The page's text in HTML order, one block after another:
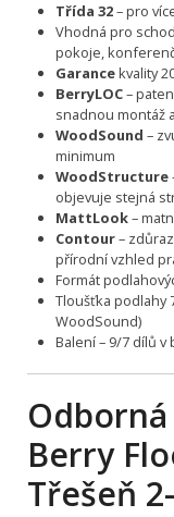
Třída 32– pro
Vhodná pro
pokoje,
Garancekvality
BerryLOC–
snadnou montáž
WoodSound –
minimum
WoodStructure
objevuje stejná
MattLook–
Contour–
přírodní vzhled
Formát
Tloušťka podlahy
WoodSound)
Balení – 9/7 dílů v
Berry
Třešeň